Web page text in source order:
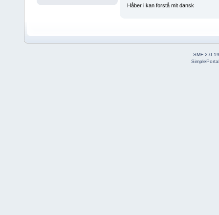
Håber i kan forstå mit dansk
SMF 2.0.19